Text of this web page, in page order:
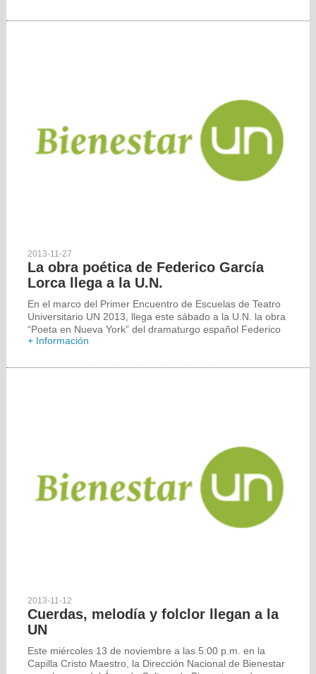
2013-11-27
La obra poética de Federico García
Lorca llega a la U.N.
En el marco del Primer Encuentro de Escuelas de Teatro
Universitario UN 2013, llega este sábado a la U.N. la obra
“Poeta en Nueva York” del dramaturgo español Federico
+ Información
2013-11-12
Cuerdas, melodía y folclor llegan a la
UN
Este miércoles 13 de noviembre a las 5:00 p.m. en la
Capilla Cristo Maestro, la Dirección Nacional de Bienestar